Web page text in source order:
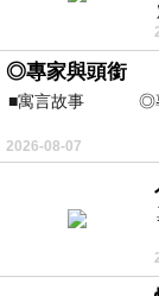
◎專家與頭銜
■寓言故事 ◎專
⊕潘
之谷」裡——
2026-08-07